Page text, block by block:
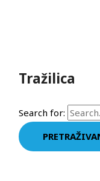
Tražilica
Search for: